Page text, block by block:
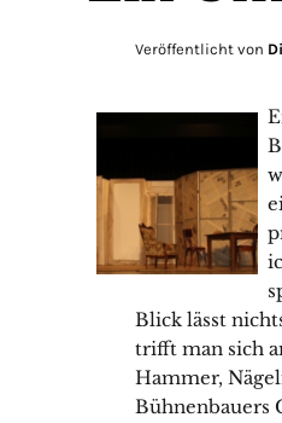
Veröffentlicht von
Blick lässt
trifft man sich
Hammer,